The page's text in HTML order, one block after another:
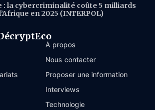
: la cybercriminalité coûte 5 milliards
en 2025 (INTERPOL)
À propos
Nous contacter
Proposer une information
Interviews
Technologie